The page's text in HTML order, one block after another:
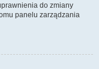
do zmiany
panelu zarządzania